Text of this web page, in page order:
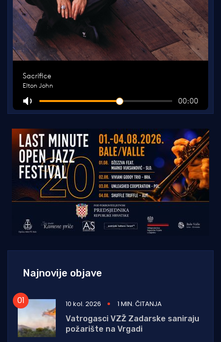
Najnovije objave
10 kol. 2026
1 MIN. ČITANJA
Vatrogasci VZŽ Zadarske saniraju
požarište na Vrgadi